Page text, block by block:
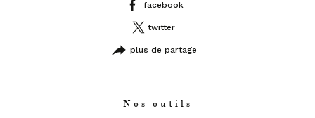
facebook
twitter
plus de partage
Nos outils